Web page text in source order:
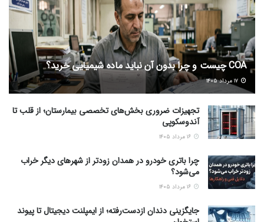
COA چیست و چرا بدون آن نباید ماده شیمیایی خرید؟
تجهیزات ضروری بخش‌های تخصصی بیمارستان؛ از قلب تا
آندوسکوپی
چرا باتری خودرو در همدان زودتر از شهرهای دیگر خراب
می‌شود؟
جایگزینی دندان ازدست‌رفته؛ از ایمپلنت دیجیتال تا پیوند